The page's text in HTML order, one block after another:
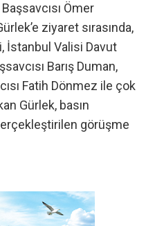
Ömer
ziyaret sırasında,
İstanbul Valisi Davut
Barış Duman,
Fatih Dönmez ile çok
Gürlek, basın
görüşme